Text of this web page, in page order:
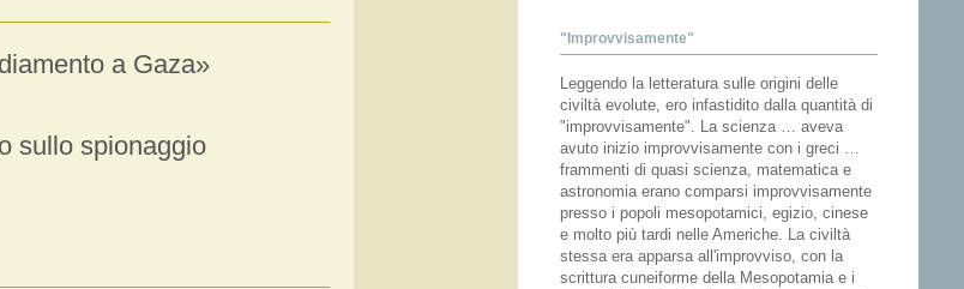
a Gaza»
sullo spionaggio
"Improvvisamente"
Leggendo la letteratura sulle origini delle
civiltà evolute, ero infastidito dalla quantità di
"improvvisamente". La scienza … aveva
avuto inizio improvvisamente con i greci …
frammenti di quasi scienza, matematica e
astronomia erano comparsi improvvisamente
presso i popoli mesopotamici, egizio, cinese
e molto più tardi nelle Americhe. La civiltà
stessa era apparsa all'improvviso, con la
scrittura cuneiforme della Mesopotamia e i